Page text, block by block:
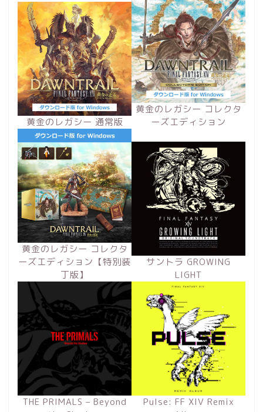
黄金のレガシー 通常版
黄金のレガシー コレクタ
ーズエディション
黄金のレガシー コレクタ
ーズエディション【特別装
丁版】
サントラ GROWING
LIGHT
THE PRIMALS – Beyond
Pulse: FF XIV Remix